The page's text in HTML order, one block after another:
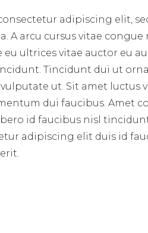
adipiscing elit,
A arcu cursus vitae
eu ultrices vitae auctor eu
Tincidunt dui ut
ut. Sit amet luctus
dui faucibus. Amet
id faucibus nisl
adipiscing elit duis id